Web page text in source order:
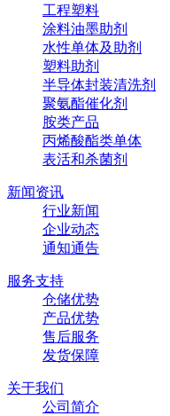
工程塑料
涂料油墨助剂
水性单体及助剂
塑料助剂
半导体封装清洗剂
聚氨酯催化剂
胺类产品
丙烯酸酯类单体
表活和杀菌剂
新闻资讯
行业新闻
企业动态
通知通告
服务支持
仓储优势
产品优势
售后服务
发货保障
关于我们
公司简介